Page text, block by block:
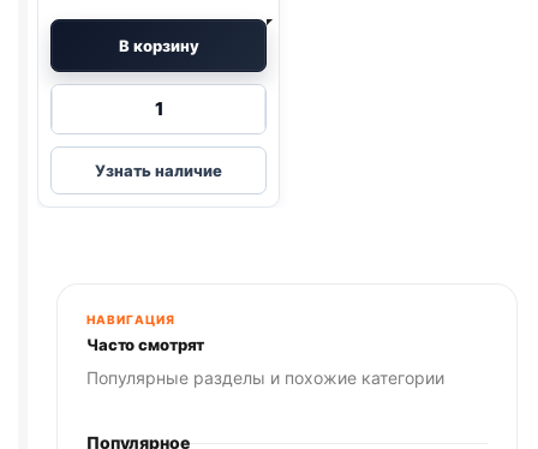
В корзину
Количество
Дразнилка
бабочка
с
Узнать наличие
НАВИГАЦИЯ
Часто смотрят
Популярные разделы и похожие категории
Популярное